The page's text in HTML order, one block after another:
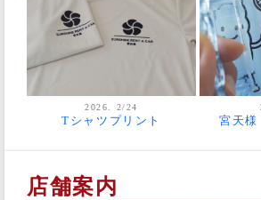
2026. 2/24
Tシャツプリント 宮天
店舗案内